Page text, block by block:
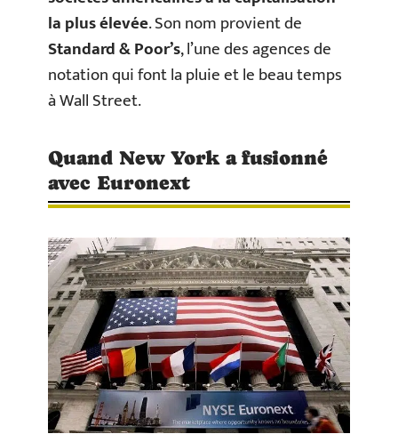
la plus élevée. Son nom provient de
Standard & Poor’s, l’une des agences de
notation qui font la pluie et le beau temps
à Wall Street.
Quand New York a fusionné
avec Euronext